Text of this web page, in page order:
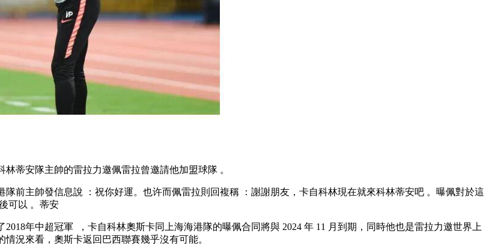
林蒂安隊主帥的雷拉力邀佩雷拉曾邀請他加盟球隊 。
前主帥發信息說 ：祝你好運 。也许而佩雷拉則回複稱 ：謝謝朋友  ，卡自科林現在就來科林蒂安吧 。曝佩對於這
可以 。蒂安
年中超冠軍  ，卡自科林奧斯卡同上海海港隊的曝佩合同將與 2024 年 11 月到期，同時他也是雷拉力邀世界上
來看，奧斯卡返回巴西聯賽幾乎沒有可能。